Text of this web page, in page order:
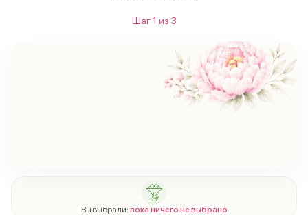
Шаг1 из 3
Вы выбрали: пока ничего не выбрано